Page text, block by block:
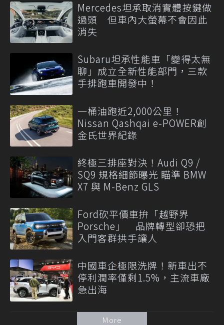
Mercedes坦承取消實體按鍵做
過頭 但車內大螢幕不會因此
消失
Subaru坦承性能車「變得太無
聊」成立全新性能部門，三款
手排跑車開發中！
一桶油跑近2,000公里！
Nissan Qashqai e-POWER創
金氏世界紀錄
終極三排座對決！Audi Q9 /
SQ9 規格細節曝光 瞄準 BMW
X7 與 M-Benz GLS
Ford砍平價車拚「越野界
Porsche」 品牌轉型卻恐把
入門客群拱手讓人
中國車企極限洗牌！新車出不
停利潤率僅剩1.5%，主流車廠
急出海
More